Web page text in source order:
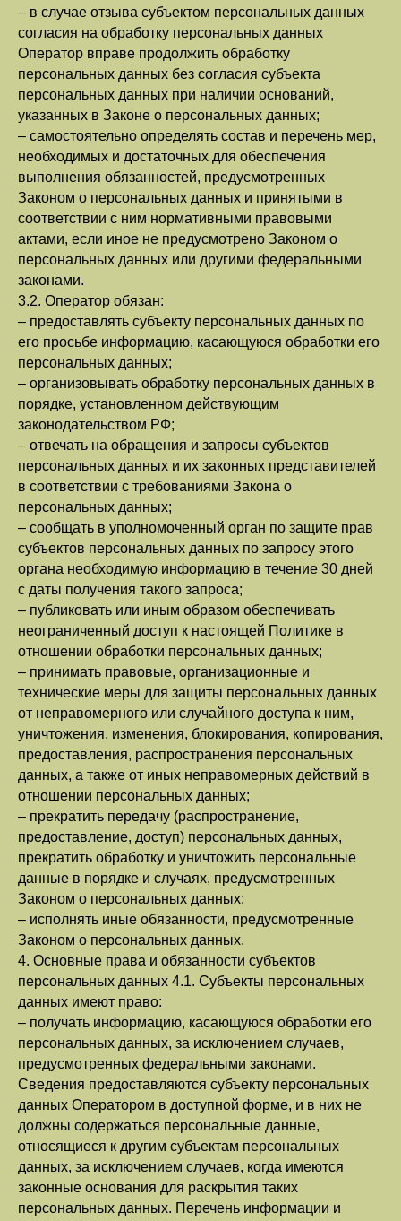
– в случае отзыва субъектом персональных данных
согласия на обработку персональных данных
Оператор вправе продолжить обработку
персональных данных без согласия субъекта
персональных данных при наличии оснований,
указанных в Законе о персональных данных;
– самостоятельно определять состав и перечень мер,
необходимых и достаточных для обеспечения
выполнения обязанностей, предусмотренных
Законом о персональных данных и принятыми в
соответствии с ним нормативными правовыми
актами, если иное не предусмотрено Законом о
персональных данных или другими федеральными
законами.
3.2. Оператор обязан:
– предоставлять субъекту персональных данных по
его просьбе информацию, касающуюся обработки его
персональных данных;
– организовывать обработку персональных данных в
порядке, установленном действующим
законодательством РФ;
– отвечать на обращения и запросы субъектов
персональных данных и их законных представителей
в соответствии с требованиями Закона о
персональных данных;
– сообщать в уполномоченный орган по защите прав
субъектов персональных данных по запросу этого
органа необходимую информацию в течение 30 дней
с даты получения такого запроса;
– публиковать или иным образом обеспечивать
неограниченный доступ к настоящей Политике в
отношении обработки персональных данных;
– принимать правовые, организационные и
технические меры для защиты персональных данных
от неправомерного или случайного доступа к ним,
уничтожения, изменения, блокирования, копирования,
предоставления, распространения персональных
данных, а также от иных неправомерных действий в
отношении персональных данных;
– прекратить передачу (распространение,
предоставление, доступ) персональных данных,
прекратить обработку и уничтожить персональные
данные в порядке и случаях, предусмотренных
Законом о персональных данных;
– исполнять иные обязанности, предусмотренные
Законом о персональных данных.
4. Основные права и обязанности субъектов
персональных данных 4.1. Субъекты персональных
данных имеют право:
– получать информацию, касающуюся обработки его
персональных данных, за исключением случаев,
предусмотренных федеральными законами.
Сведения предоставляются субъекту персональных
данных Оператором в доступной форме, и в них не
должны содержаться персональные данные,
относящиеся к другим субъектам персональных
данных, за исключением случаев, когда имеются
законные основания для раскрытия таких
персональных данных. Перечень информации и